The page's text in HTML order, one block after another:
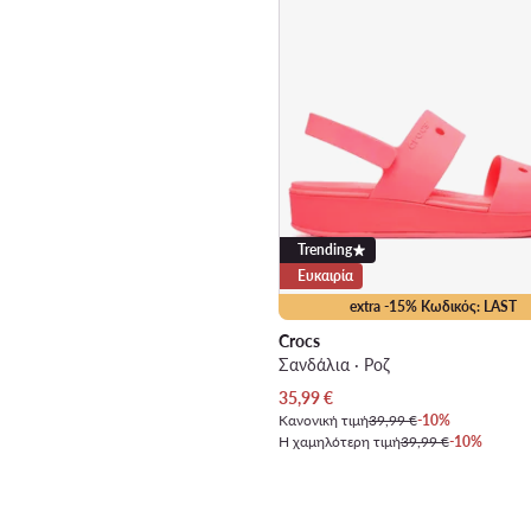
extra -15% Κωδικός: LAST
Trending
Ευκαιρία
Crocs
Σανδάλια · Ροζ
Τρέχουσα τιμή
35,99€
Κανονική τιμή39,99 €-10%
Η χαμηλότερη τιμή39,99 €-10%